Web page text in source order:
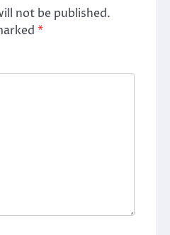
not be published.
*